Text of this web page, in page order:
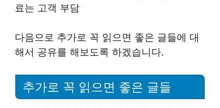
료는 고객 부담
다음으로 추가로 꼭 읽으면 좋은 글들에 대
해서 공유를 해보도록 하겠습니다.
추가로 꼭 읽으면 좋은 글들